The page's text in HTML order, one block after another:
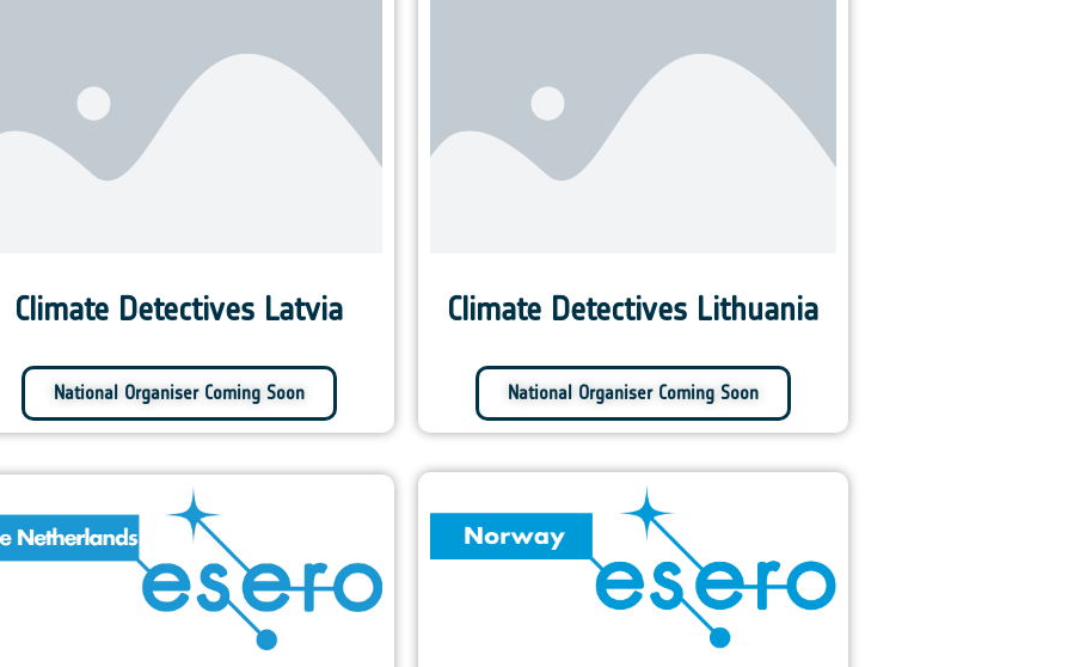
Climate Detectives Latvia
National Organiser Coming Soon
Climate Detectives Lithuania
National Organiser Coming Soon